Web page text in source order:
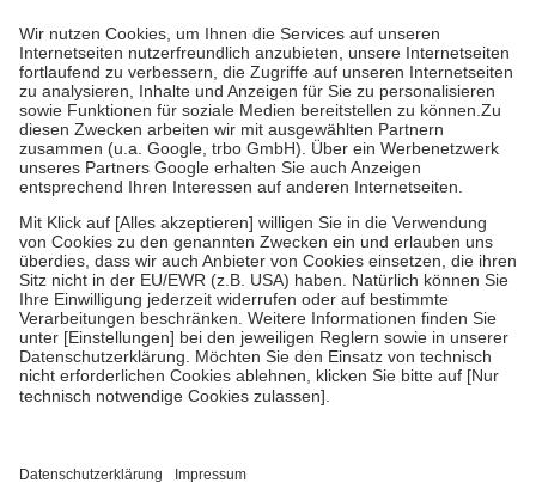
höchstens zehn Euro.
Es sind jedoch nie mehr als die tatsächlichen
Kosten der Leistung zu entrichten.
Diese Regeln gelten grundsätzlich auch für Online-Apotheken.
Bei Heilmitteln und häuslicher Krankenpflege beträgt die
Zuzahlung zehn Prozent der Kosten sowie zehn Euro je
Verordnung.
Um das Engagement der Versicherten für ihre eigene Gesundheit zu
stärken und die besondere Stellung der Familie zu unterstützen,
fallenkeine Zuzahlungenan bei:
• Kindern und Jugendlichen bis zum vollendeten 18. Lebensjahr
mit Ausnahme der Fahrkosten
• Untersuchungen zur Vorsorge und Früherkennung, die von der
GKV getragen werden
• empfohlenen Schutzimpfungen
• Harn- und Blutteststreifen
getroffen, um sicherzustellen, dass es sich um echte Bewertungen